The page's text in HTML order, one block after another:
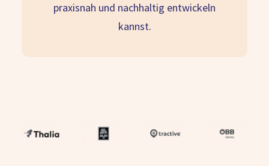
praxisnah und nachhaltig entwickeln
kannst.